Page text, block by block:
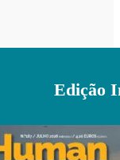
Edição